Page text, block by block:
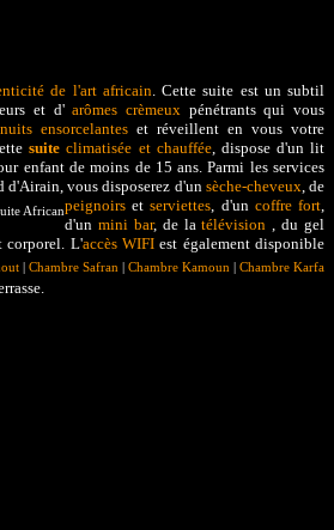
African
| Chambre Safran | Chambre Kamoun | Chambre Karfa
de l'art africain. Cette suite est un subtil
et d'arômes crèmeux pénétrants qui vous
nuits ensorcelantes et réveillent en vous votre
suite climatisée et chauffée, dispose d'un lit
enfant de moins de 15 ans. Parmi les services
d'Airain, vous disposerez d'un sèche-cheveux, de
peignoirs etserviettes, d'un coffre fort,
d'un mini bar, de latélévision, du gel
corporel. L'accès WIFIest également disponible